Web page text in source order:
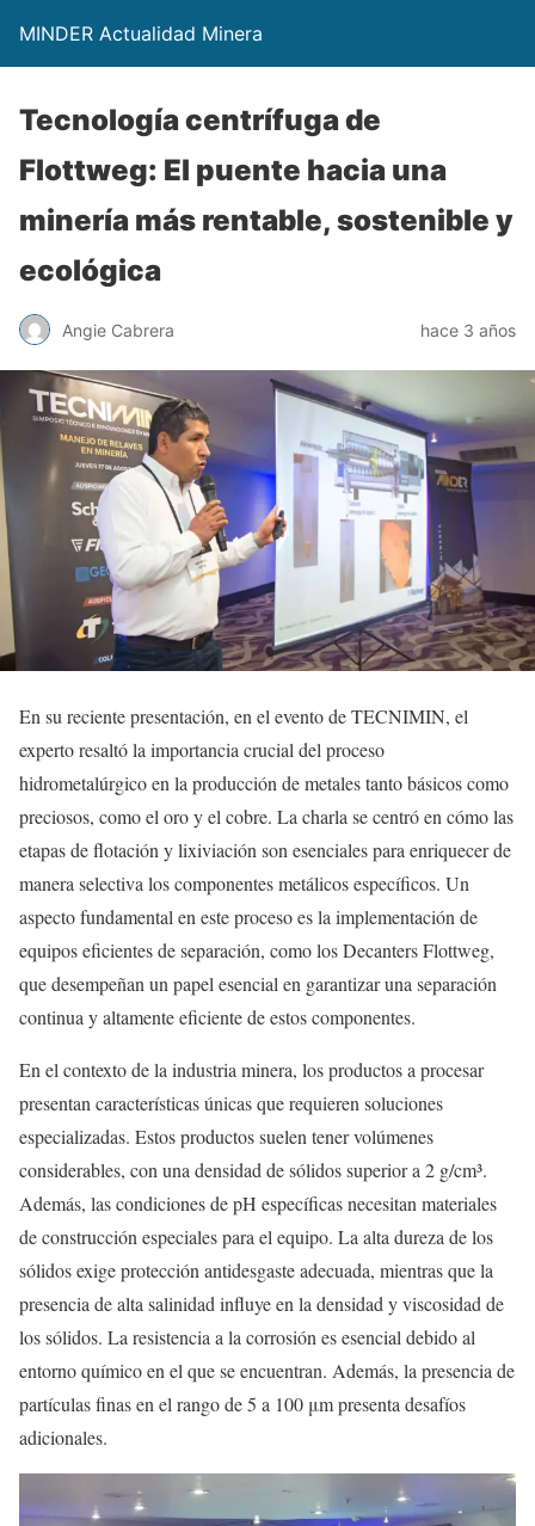
MINDER Actualidad Minera
Tecnología centrífuga de
Flottweg: El puente hacia una
minería más rentable, sostenible y
ecológica
Angie Cabrera hace 3 años
En su reciente presentación, en el evento de TECNIMIN, el
experto resaltó la importancia crucial del proceso
hidrometalúrgico en la producción de metales tanto básicos como
preciosos, como el oro y el cobre. La charla se centró en cómo las
etapas de flotación y lixiviación son esenciales para enriquecer de
manera selectiva los componentes metálicos específicos. Un
aspecto fundamental en este proceso es la implementación de
equipos eficientes de separación, como los Decanters Flottweg,
que desempeñan un papel esencial en garantizar una separación
continua y altamente eficiente de estos componentes.
En el contexto de la industria minera, los productos a procesar
presentan características únicas que requieren soluciones
especializadas. Estos productos suelen tener volúmenes
considerables, con una densidad de sólidos superior a 2 g/cm³.
Además, las condiciones de pH específicas necesitan materiales
de construcción especiales para el equipo. La alta dureza de los
sólidos exige protección antidesgaste adecuada, mientras que la
presencia de alta salinidad influye en la densidad y viscosidad de
los sólidos. La resistencia a la corrosión es esencial debido al
entorno químico en el que se encuentran. Además, la presencia de
partículas finas en el rango de 5 a 100 μm presenta desafíos
adicionales.